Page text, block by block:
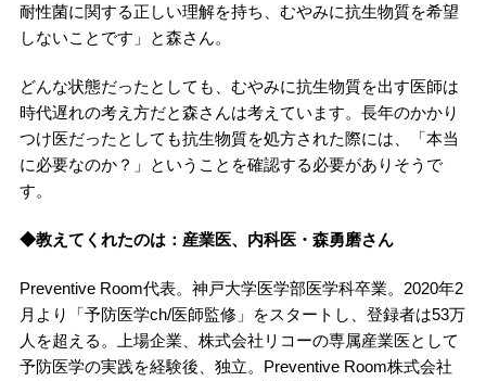
耐性菌に関する正しい理解を持ち、むやみに抗生物質を希望
しないことです」と森さん。
どんな状態だったとしても、むやみに抗生物質を出す医師は
時代遅れの考え方だと森さんは考えています。長年のかかり
つけ医だったとしても抗生物質を処方された際には、「本当
に必要なのか？」ということを確認する必要がありそうで
す。
◆教えてくれたのは：産業医、内科医・森勇磨さん
Preventive Room代表。神戸大学医学部医学科卒業。2020年2
月より「予防医学ch/医師監修」をスタートし、登録者は53万
人を超える。上場企業、株式会社リコーの専属産業医として
予防医学の実践を経験後、独立。Preventive Room株式会社